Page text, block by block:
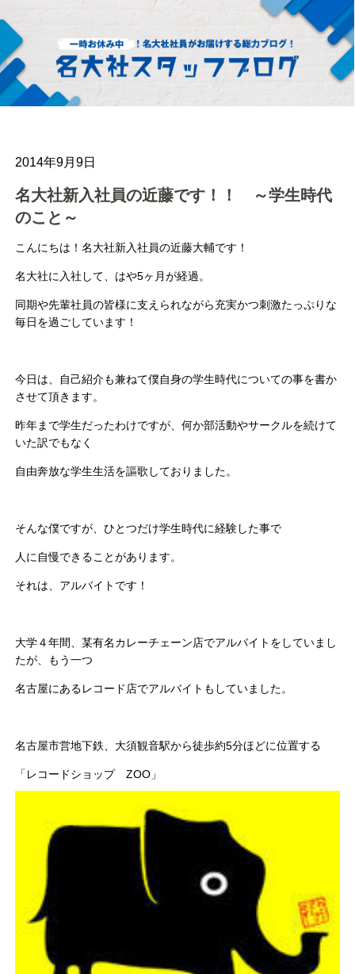
2014年9月9日
名大社新入社員の近藤です！！ ～学生時代
のこと～
こんにちは！名大社新入社員の近藤大輔です！
名大社に入社して、はや5ヶ月が経過。
同期や先輩社員の皆様に支えられながら充実かつ刺激たっぷりな
毎日を過ごしています！
今日は、自己紹介も兼ねて僕自身の学生時代についての事を書か
させて頂きます。
昨年まで学生だったわけですが、何か部活動やサークルを続けて
いた訳でもなく
自由奔放な学生生活を謳歌しておりました。
そんな僕ですが、ひとつだけ学生時代に経験した事で
人に自慢できることがあります。
それは、アルバイトです！
大学４年間、某有名カレーチェーン店でアルバイトをしていまし
たが、もう一つ
名古屋にあるレコード店でアルバイトもしていました。
名古屋市営地下鉄、大須観音駅から徒歩約5分ほどに位置する
「レコードショップ ZOO」